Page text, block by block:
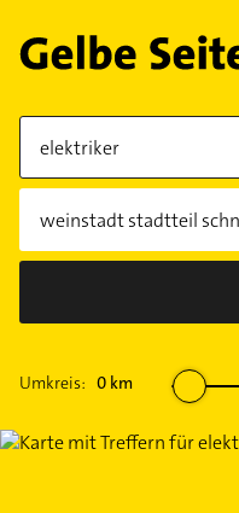
Umkreis: 0 km